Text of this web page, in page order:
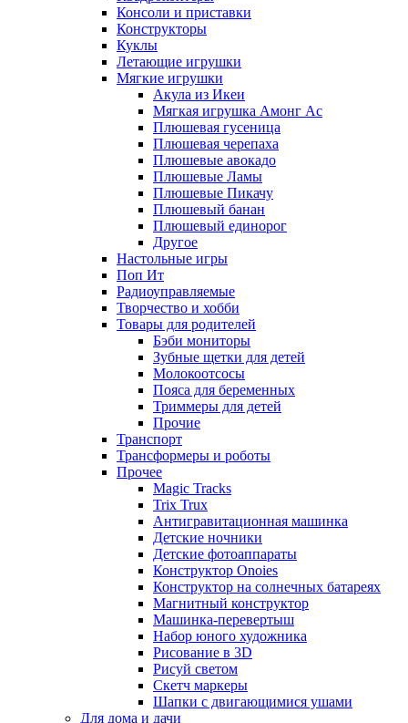
Консоли и приставки
Конструкторы
Куклы
Летающие игрушки
Мягкие игрушки
Акула из Икеи
Мягкая игрушка Амонг Ас
Плюшевая гусеница
Плюшевая черепаха
Плюшевые авокадо
Плюшевые Ламы
Плюшевые Пикачу
Плюшевый банан
Плюшевый единорог
Другое
Настольные игры
Поп Ит
Радиоуправляемые
Творчество и хобби
Товары для родителей
Бэби мониторы
Зубные щетки для детей
Молокоотсосы
Пояса для беременных
Триммеры для детей
Прочие
Транспорт
Трансформеры и роботы
Прочее
Magic Tracks
Trix Trux
Антигравитационная машинка
Детские ночники
Детские фотоаппараты
Конструктор Onoies
Конструктор на солнечных батареях
Магнитный конструктор
Машинка-перевертыш
Набор юного художника
Рисование в 3D
Рисуй светом
Скетч маркеры
Шапки с двигающимися ушами
Для дома и дачи